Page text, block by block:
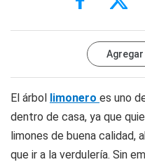
Agregar
El árbol limonero es uno
dentro de casa, ya que
limones de buena calidad,
que ir a la verdulería. Sin